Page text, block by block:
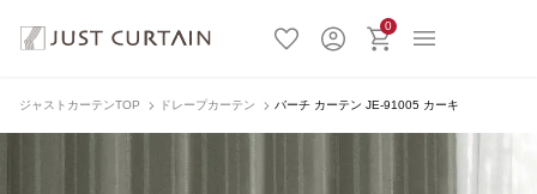
0
ジャストカーテンTOP ドレープカーテン バーチ カーテン JE-91005 カーキ